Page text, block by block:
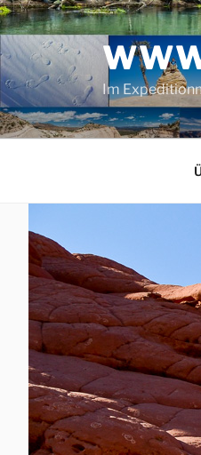
Zum
Inhalt
springen
Im